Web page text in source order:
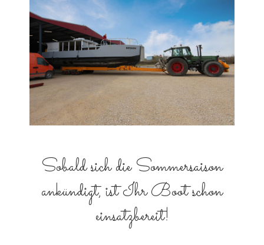
Sobald sich die Sommersaison
ankündigt, ist Ihr Boot schon
einsatzbereit!